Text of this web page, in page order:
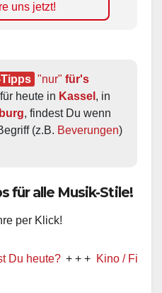
uns jetzt!
"nur" für's
heute in Kassel
, findest Du wenn
(z.B. Beverungen)
für alle Musik-Stile!
per Klick!
+ + + Kino / Film + + +